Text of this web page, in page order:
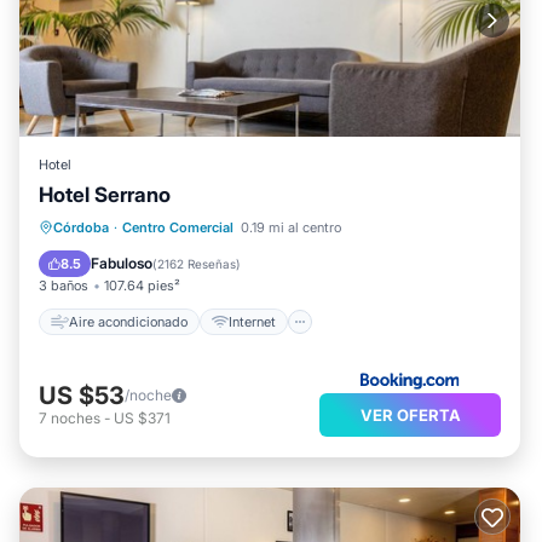
Hotel
Hotel Serrano
Córdoba · Centro Comercial 0.19 mi al centro
8.5 Fabuloso(2162 Reseñas)
3 baños 107.64 pies²
Aire acondicionado Internet
Aire acondicionado
Internet
Apto para niños
US $53/noche
7 noches - US $371 VER OFERTA